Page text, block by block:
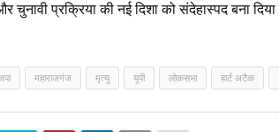
चुनावी प्रक्रिया की नई दिशा को संदेहास्पद बना दिया
महाराजगंज मृत्यु यूपी लोकसभा हार्ट अटैक